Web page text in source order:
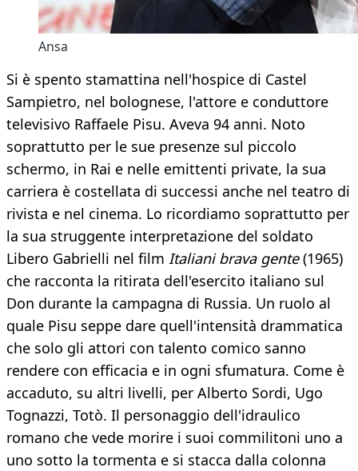
Ansa
Si è spento stamattina nell'hospice di Castel
Sampietro, nel bolognese, l'attore e conduttore
televisivo Raffaele Pisu. Aveva 94 anni. Noto
soprattutto per le sue presenze sul piccolo
schermo, in Rai e nelle emittenti private, la sua
carriera è costellata di successi anche nel teatro di
rivista e nel cinema. Lo ricordiamo soprattutto per
la sua struggente interpretazione del soldato
Libero Gabrielli nel film Italiani brava gente(1965)
che racconta la ritirata dell'esercito italiano sul
Don durante la campagna di Russia. Un ruolo al
quale Pisu seppe dare quell'intensità drammatica
che solo gli attori con talento comico sanno
rendere con efficacia e in ogni sfumatura. Come è
accaduto, su altri livelli, per Alberto Sordi, Ugo
Tognazzi, Totò. Il personaggio dell'idraulico
romano che vede morire i suoi commilitoni uno a
uno sotto la tormenta e si stacca dalla colonna